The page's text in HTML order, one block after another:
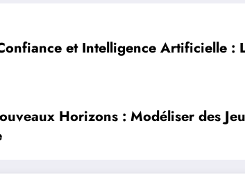
et Intelligence Artificielle :
Horizons : Modéliser des